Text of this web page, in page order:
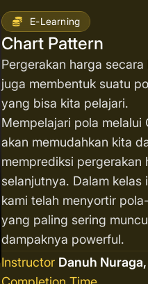
E-Learning
Chart Pattern
Pergerakan harga secara
juga membentuk suatu
yang bisa kita pelajari.
Mempelajari pola melalui
akan memudahkan kita
memprediksi pergerakan
selanjutnya. Dalam kelas
kami telah menyortir
yang paling sering
dampaknya powerful.
Instructor Danuh